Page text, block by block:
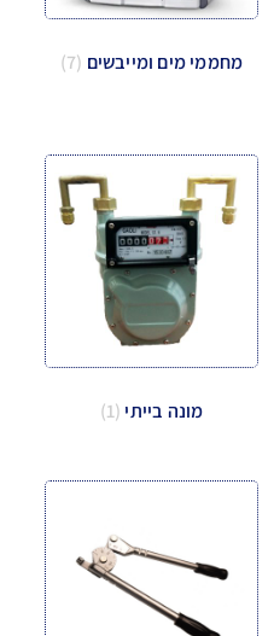
מחממי מים ומייבשים (7)
מונה בייתי (1)